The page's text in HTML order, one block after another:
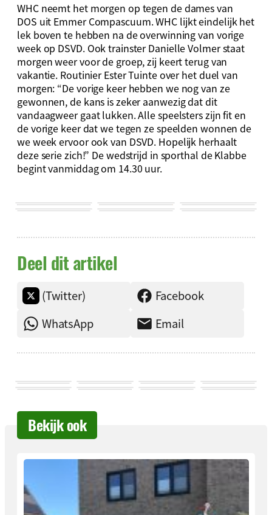
WHC neemt het morgen op tegen de dames van
DOS uit Emmer Compascuum. WHC lijkt eindelijk het
lek boven te hebben na de overwinning van vorige
week op DSVD. Ook trainster Danielle Volmer staat
morgen weer voor de groep, zij keert terug van
vakantie. Routinier Ester Tuinte over het duel van
morgen: “De vorige keer hebben we nog van ze
gewonnen, de kans is zeker aanwezig dat dit
vandaagweer gaat lukken. Alle speelsters zijn fit en
de vorige keer dat we tegen ze speelden wonnen de
we week ervoor ook van DSVD. Hopelijk herhaalt
deze serie zich!” De wedstrijd in sporthal de Klabbe
begint vanmiddag om 14.30 uur.
Deel dit artikel
(Twitter)
Facebook
WhatsApp
Email
Bekijk ook